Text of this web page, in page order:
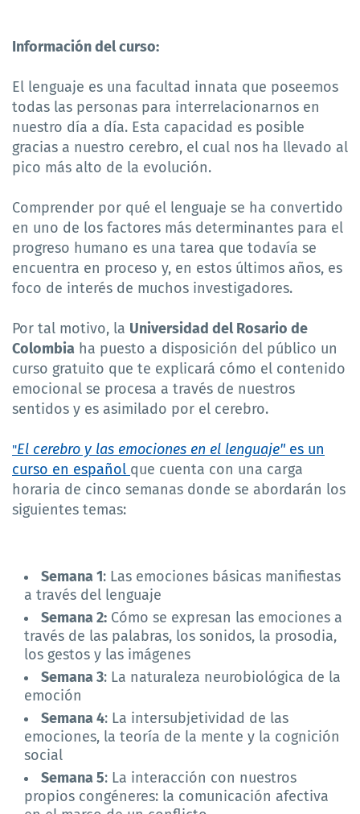
Información del curso:
El lenguaje es una facultad innata que poseemos
todas las personas para interrelacionarnos en
nuestro día a día. Esta capacidad es posible
gracias a nuestro cerebro, el cual nos ha llevado al
pico más alto de la evolución.
Comprender por qué el lenguaje se ha convertido
en uno de los factores más determinantes para el
progreso humano es una tarea que todavía se
encuentra en proceso y, en estos últimos años, es
foco de interés de muchos investigadores.
Por tal motivo, la Universidad del Rosario de
Colombia ha puesto a disposición del público un
curso gratuito que te explicará cómo el contenido
emocional se procesa a través de nuestros
sentidos y es asimilado por el cerebro.
"El cerebro y las emociones en el lenguaje" es un
curso en español que cuenta con una carga
horaria de cinco semanas donde se abordarán los
siguientes temas:
Semana 1: Las emociones básicas manifiestas
a través del lenguaje
Semana 2: Cómo se expresan las emociones a
través de las palabras, los sonidos, la prosodia,
los gestos y las imágenes
Semana 3: La naturaleza neurobiológica de la
emoción
Semana 4: La intersubjetividad de las
emociones, la teoría de la mente y la cognición
social
Semana 5: La interacción con nuestros
propios congéneres: la comunicación afectiva